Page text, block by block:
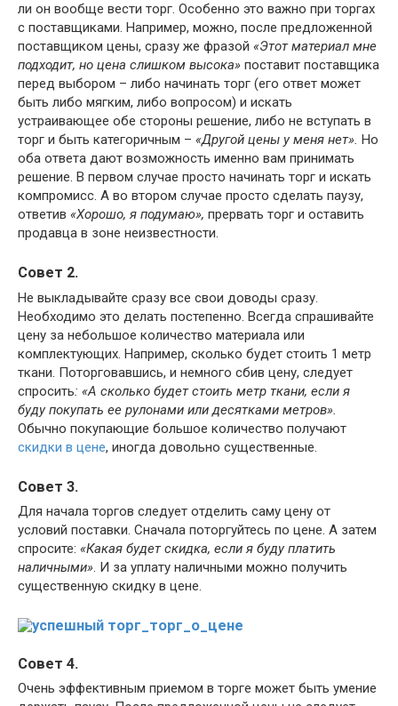
ли он вообще вести торг. Особенно это важно при торгах
с поставщиками. Например, можно, после предложенной
поставщиком цены, сразу же фразой «Этот материал мне
подходит, но цена слишком высока» поставит поставщика
перед выбором – либо начинать торг (его ответ может
быть либо мягким, либо вопросом) и искать
устраивающее обе стороны решение, либо не вступать в
торг и быть категоричным – «Другой цены у меня нет». Но
оба ответа дают возможность именно вам принимать
решение. В первом случае просто начинать торг и искать
компромисс. А во втором случае просто сделать паузу,
ответив «Хорошо, я подумаю», прервать торг и оставить
продавца в зоне неизвестности.
Совет 2.
Не выкладывайте сразу все свои доводы сразу.
Необходимо это делать постепенно. Всегда спрашивайте
цену за небольшое количество материала или
комплектующих. Например, сколько будет стоить 1 метр
ткани. Поторговавшись, и немного сбив цену, следует
спросить: «А сколько будет стоить метр ткани, если я
буду покупать ее рулонами или десятками метров».
Обычно покупающие большое количество получают
скидки в цене, иногда довольно существенные.
Совет 3.
Для начала торгов следует отделить саму цену от
условий поставки. Сначала поторгуйтесь по цене. А затем
спросите: «Какая будет скидка, если я буду платить
наличными». И за уплату наличными можно получить
существенную скидку в цене.
Совет 4.
Очень эффективным приемом в торге может быть умение